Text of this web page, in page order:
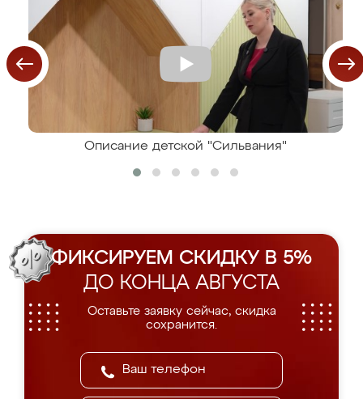
Описание детской "Сильвания"
ФИКСИРУЕМ СКИДКУ В 5%
ДО КОНЦА АВГУСТА
Оставьте заявку сейчас, скидка
сохранится.